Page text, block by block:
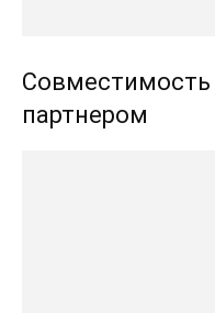
Совместимость
партнером